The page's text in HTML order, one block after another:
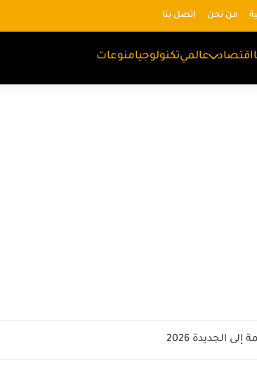
من نحن اتصل بنا
اقتصاد عالميتكنولوجيامنوعات